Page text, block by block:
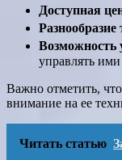
Доступная
Разнообразие
Возможность
управлять
Важно отметить,
внимание на ее
Читать статью